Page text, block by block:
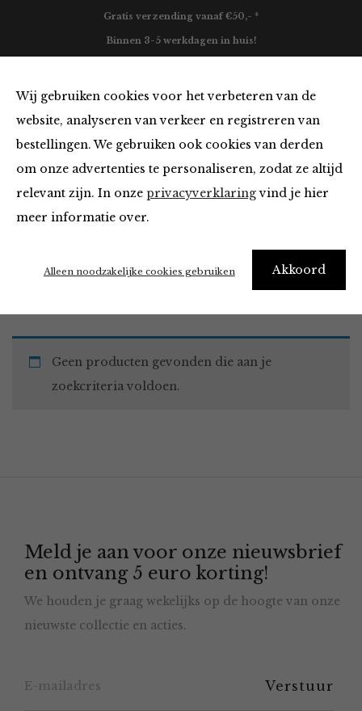
Wij gebruiken cookies voor het verbeteren van de
website, analyseren van verkeer en registreren van
bestellingen. We gebruiken ook cookies van derden
om onze advertenties te personaliseren, zodat ze altijd
relevant zijn. In onze privacyverklaringvind je hier
meer informatie over.
Akkoord
Alleen noodzakelijke cookies gebruiken
Gratis verzending vanaf €50,- *
Binnen 3-5 werkdagen in huis!
Blazers & Jassen
Home Winkel Kleding Blazers & Jassen
Geen producten gevonden die aan je
zoekcriteria voldoen.
Meld je aan voor onze nieuwsbrief
en ontvang 5 euro korting!
We houden je graag wekelijks op de hoogte van onze
nieuwste collectie en acties.